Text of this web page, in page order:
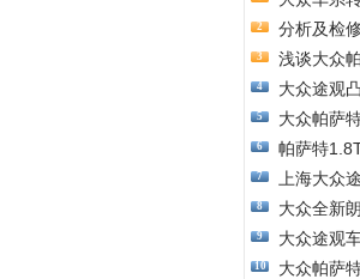
2 分析及检
3 浅谈大众
4 大众途观
5 大众帕萨
6 帕萨特
7 上海大众
8 大众全新
9 大众途观
10 大众帕萨